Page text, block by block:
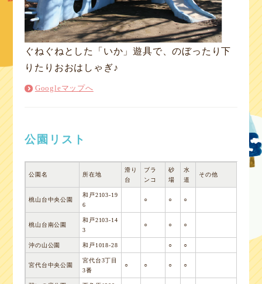
ぐねぐねとした「いか」遊具で、のぼったり下
りたりおおはしゃぎ♪
Googleマップへ
公園リスト
公園名 所在地
滑り
台
ブラ
ンコ
砂
場
水
道
その他
桃山台中央公園
和戸2103-19
6
○ ○ ○
桃山台南公園
和戸2103-14
3
○ ○ ○
沖の山公園 和戸1018-28 ○ ○
宮代台中央公園
宮代台3丁目
3番
○ ○ ○ ○